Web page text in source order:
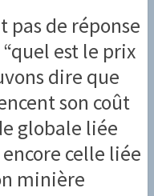
pas de réponse
est le prix
dire que
son coût
globale liée
celle liée
minière